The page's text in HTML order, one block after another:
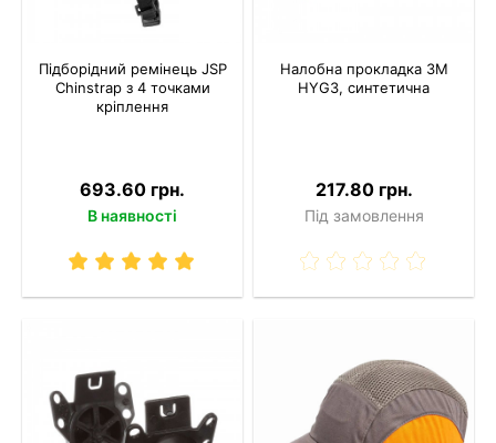
Підборідний ремінець JSP
Chinstrap з 4 точками
кріплення
693.60 грн.
В наявності
Налобна прокладка 3M
HYG3, синтетична
217.80 грн.
Під замовлення